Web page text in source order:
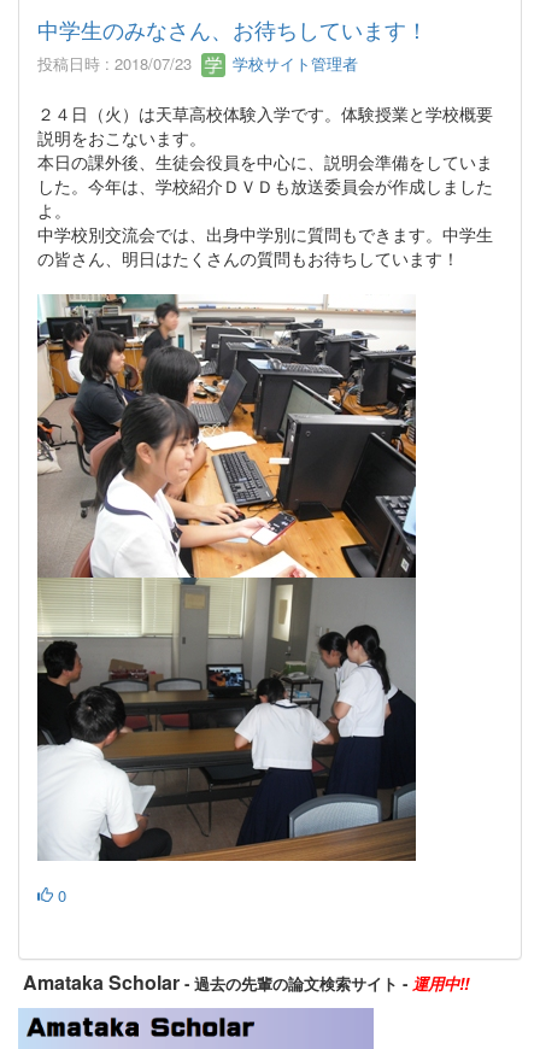
中学生のみなさん、お待ちしています！
投稿日時 : 2018/07/23 学校サイト管理者
２４日（火）は天草高校体験入学です。体験授業と学校概要
説明をおこないます。
本日の課外後、生徒会役員を中心に、説明会準備をしていま
した。今年は、学校紹介ＤＶＤも放送委員会が作成しました
よ。
中学校別交流会では、出身中学別に質問もできます。中学生
の皆さん、明日はたくさんの質問もお待ちしています！
0
Amataka Scholar - 過去の先輩の論文検索サイト - 運用中!!